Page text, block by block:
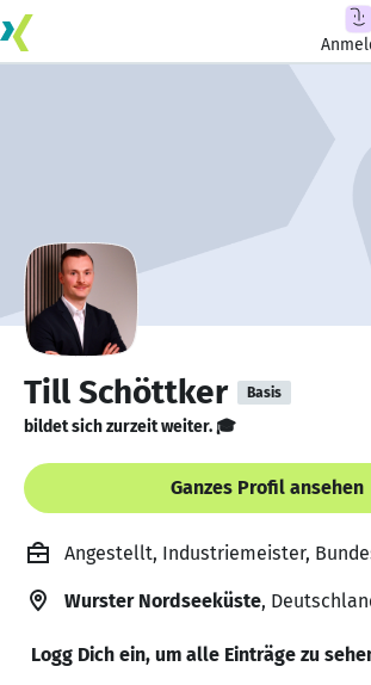
Till Schöttker Basis
bildet sich zurzeit weiter. 🎓
Ganzes Profil ansehen
Angestellt, Industriemeister,
Wurster Nordseeküste,
Logg Dich ein, um alle Einträge zu